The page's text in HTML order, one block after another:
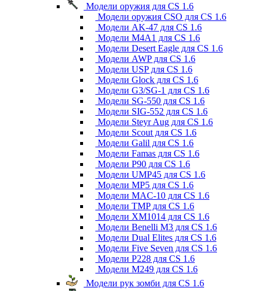
Модели оружия для CS 1.6
Модели оружия CSO для CS 1.6
Модели AK-47 для CS 1.6
Модели M4A1 для CS 1.6
Модели Desert Eagle для CS 1.6
Модели AWP для CS 1.6
Модели USP для CS 1.6
Модели Glock для CS 1.6
Модели G3/SG-1 для CS 1.6
Модели SG-550 для CS 1.6
Модели SIG-552 для CS 1.6
Модели Steyr Aug для CS 1.6
Модели Scout для CS 1.6
Модели Galil для CS 1.6
Модели Famas для CS 1.6
Модели P90 для CS 1.6
Модели UMP45 для CS 1.6
Модели MP5 для CS 1.6
Модели MAC-10 для CS 1.6
Модели TMP для CS 1.6
Модели XM1014 для CS 1.6
Модели Benelli M3 для CS 1.6
Модели Dual Elites для CS 1.6
Модели Five Seven для CS 1.6
Модели P228 для CS 1.6
Модели M249 для CS 1.6
Модели рук зомби для CS 1.6